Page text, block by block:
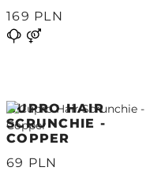
169 PLN
CUPRO HAIR
SCRUNCHIE -
COPPER
69 PLN